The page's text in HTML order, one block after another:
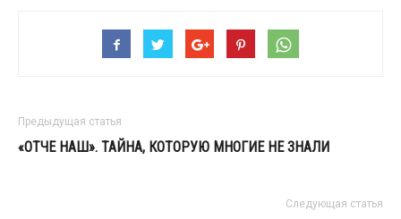
Предыдущая статья
«ОТЧЕ НАШ». ТАЙНА, КОТОРУЮ МНОГИЕ НЕ ЗНАЛИ
Следующая статья